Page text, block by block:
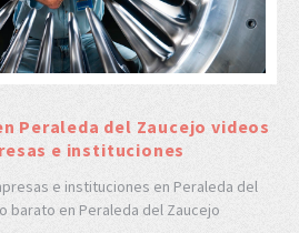
Peraleda del Zaucejo videos
e instituciones
e instituciones en Peraleda del
barato en Peraleda del Zaucejo